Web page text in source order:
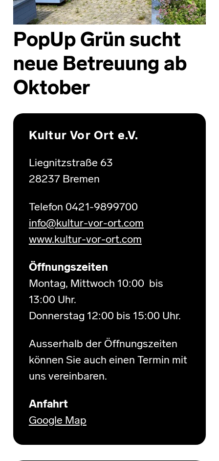
PopUp Grün sucht
neue Betreuung ab
Oktober
Skip back to main navigation
Kultur Vor Ort e.V.
Liegnitzstraße 63
28237 Bremen
Telefon 0421-9899700
info@kultur-vor-ort.com
www.kultur-vor-ort.com
Öffnungszeiten
Montag, Mittwoch 10:00 bis
13:00 Uhr.
Donnerstag 12:00 bis 15:00 Uhr.
Ausserhalb der Öffnungszeiten
können Sie auch einen Termin mit
uns vereinbaren.
Anfahrt
Google Map